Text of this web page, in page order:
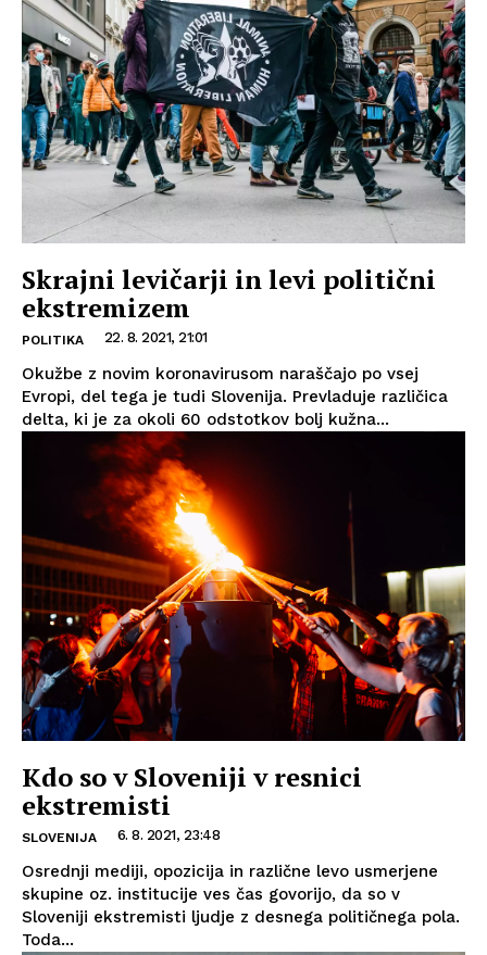
Skrajni levičarji in levi politični
ekstremizem
POLITIKA 22. 8. 2021, 21:01
Okužbe z novim koronavirusom naraščajo po vsej
Evropi, del tega je tudi Slovenija. Prevladuje različica
delta, ki je za okoli 60 odstotkov bolj kužna...
Kdo so v Sloveniji v resnici
ekstremisti
SLOVENIJA 6. 8. 2021, 23:48
Osrednji mediji, opozicija in različne levo usmerjene
skupine oz. institucije ves čas govorijo, da so v
Sloveniji ekstremisti ljudje z desnega političnega pola.
Toda...